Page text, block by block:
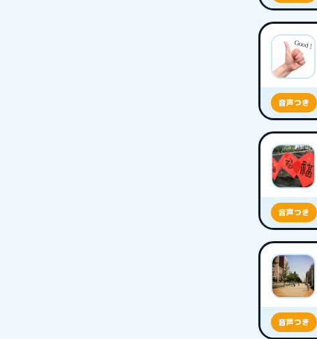
音声つき
音声つき
音声つき